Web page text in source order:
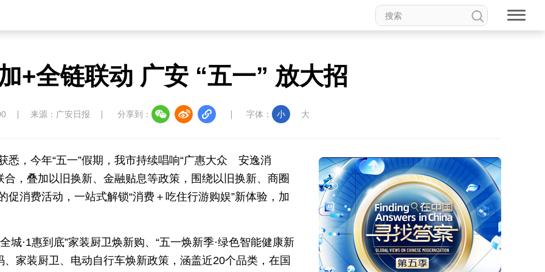
+全链联动 广安 “五一” 放大招
来源：广安日报 分享到： 字体： 小 大
悉，今年“五一”假期，我市持续唱响“广惠大众 安逸消
，叠加以旧换新、金融贴息等政策，围绕以旧换新、商圈
消费活动，一站式解锁“消费＋吃住行游购娱”新体验，加
城·1惠到底”家装厨卫焕新购、“五一焕新季·绿色智能健康新
家装厨卫、电动自行车焕新政策，涵盖近20个品类，在国